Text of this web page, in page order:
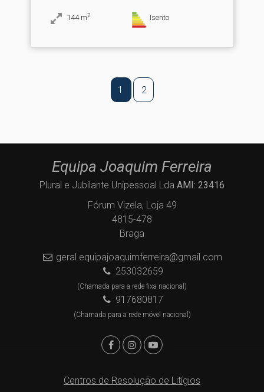
144 m2 Isento
1 2
Equipa Joaquim Ferreira
Plural e Jubilante Unipessoal Lda AMI: 23416
Fórum Vizela, Loja 49
4815-478
Braga
geral.equipajoaquimferreira@gmail.com
253032659
(Chamada para a rede fixa nacional)
917680817
(Chamada para a rede móvel nacional)
Centros de Resolução de Litígios